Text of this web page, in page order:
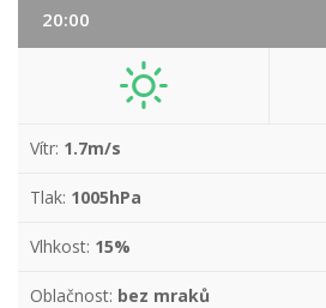
20:00
Vítr: 1.7m/s
Tlak: 1005hPa
Vlhkost: 15%
Oblačnost: bez mraků